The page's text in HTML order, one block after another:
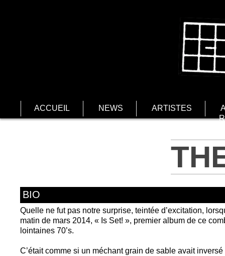
ACCUEIL NEWS ARTISTES
BIO
Quelle ne fut pas notre surprise, teintée d’excitation,
matin de mars 2014, « Is Set! », premier album de ce
lointaines 70’s.
C’était comme si un méchant grain de sable avait